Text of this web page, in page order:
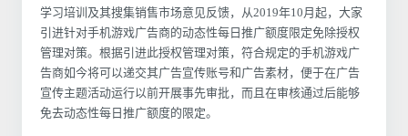
学习培训及其搜集销售市场意见反馈，从2019年10月起，大家
引进针对手机游戏广告商的动态性每日推广额度限定免除授权
管理对策。根据引进此授权管理对策，符合规定的手机游戏广
告商如今将可以递交其广告宣传账号和广告素材，便于在广告
宣传主题活动运行以前开展事先审批，而且在审核通过后能够
免去动态性每日推广额度的限定。